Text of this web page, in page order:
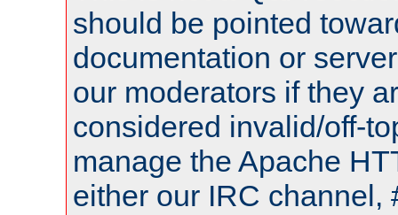
should be pointed
documentation or
our moderators if they
considered invalid/off-
manage the Apache
either our IRC channel,